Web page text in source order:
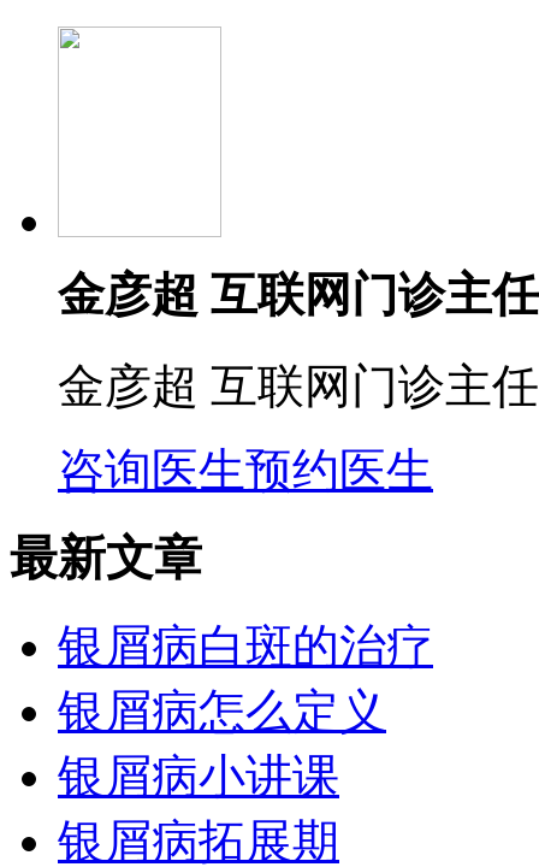
金彦超 互联网门诊主任
金彦超 互联网门诊主
咨询医生预约医生
最新文章
银屑病白斑的治疗
银屑病怎么定义
银屑病小讲课
银屑病拓展期